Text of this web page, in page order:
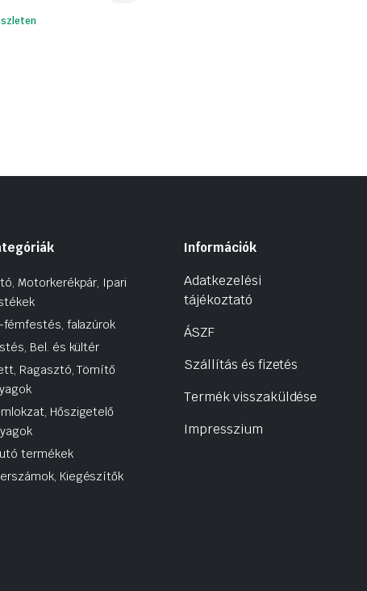
Motorkerékpár, Ipari
fémfestés, falazúrok
Bel. és kültér
Ragasztó, Tömítő
Hőszigetelő
termékek
Kiegészítők
Információk
Adatkezelési
tájékoztató
ÁSZF
Szállítás és fizetés
Termék visszaküldése
Impresszium